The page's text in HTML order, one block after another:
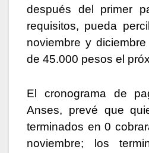
después del primer
requisitos, pueda
noviembre y
de 45.000 pesos el
El cronograma de
Anses, prevé que
terminados en 0
noviembre; los